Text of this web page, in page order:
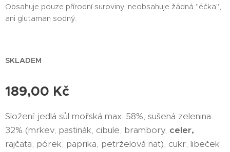
Obsahuje pouze přírodní suroviny, neobsahuje žádná "éčka",
ani glutaman sodný.
SKLADEM
189,00 Kč
Složení: jedlá sůl mořská max. 58%, sušená zelenina
32% (mrkev, pastinák, cibule, brambory, celer,
rajčata, pórek, paprika, petrželová nať), cukr, libeček,